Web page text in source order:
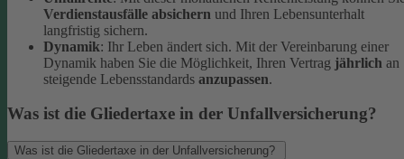
Verdienstausfälle absichern und Ihren Lebensunterhalt
langfristig sichern.
Dynamik: Ihr Leben ändert sich. Mit der Vereinbarung einer
Dynamik haben Sie die Möglichkeit, Ihren Vertrag jährlich an
steigende Lebensstandards anzupassen.
Was ist die Gliedertaxe in der Unfallversicherung?
Was ist die Gliedertaxe in der Unfallversicherung?